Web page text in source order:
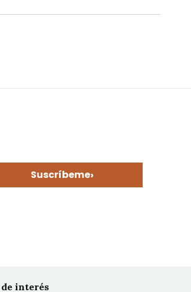
Suscríbeme›
interés